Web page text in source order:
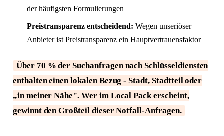
der häufigsten Formulierungen
Preistransparenz entscheidend: Wegen unseriöser
Anbieter ist Preistransparenz ein Hauptvertrauensfaktor
Über 70 % der Suchanfragen nach Schlüsseldiensten
enthalten einen lokalen Bezug - Stadt, Stadtteil oder
„in meiner Nähe". Wer im Local Pack erscheint,
gewinnt den Großteil dieser Notfall-Anfragen.